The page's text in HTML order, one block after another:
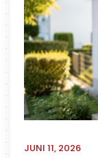
JUNI 11, 2026